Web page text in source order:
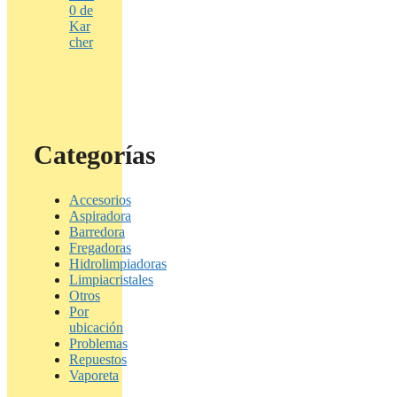
0 de
Kar
cher
Categorías
Accesorios
Aspiradora
Barredora
Fregadoras
Hidrolimpiadoras
Limpiacristales
Otros
Por
ubicación
Problemas
Repuestos
Vaporeta